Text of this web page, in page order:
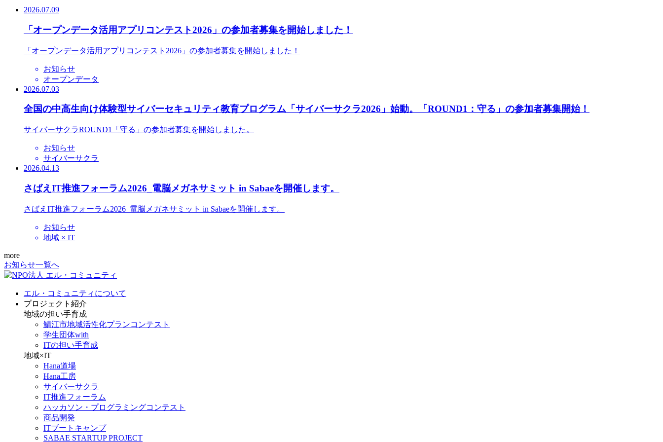
2026.07.09
「オープンデータ活用アプリコンテスト2026」の参加者募集を開始しました！
「オープンデータ活用アプリコンテスト2026」の参加者募集を開始しました！
お知らせ
オープンデータ
2026.07.03
全国の中高生向け体験型サイバーセキュリティ教育プログラム「サイバーサクラ2026」始動。「ROUND1：守る」の参加者募集開始！
サイバーサクラROUND1「守る」の参加者募集を開始しました。
お知らせ
サイバーサクラ
2026.04.13
さばえIT推進フォーラム2026_電脳メガネサミット in Sabaeを開催します。
さばえIT推進フォーラム2026_電脳メガネサミット in Sabaeを開催します。
お知らせ
地域 × IT
more
お知らせ一覧へ
エル・コミュニティについて
プロジェクト紹介
地域の担い手育成
鯖江市地域活性化プランコンテスト
学生団体with
ITの担い手育成
地域×IT
Hana道場
Hana工房
サイバーサクラ
IT推進フォーラム
ハッカソン・プログラミングコンテスト
商品開発
ITブートキャンプ
SABAE STARTUP PROJECT